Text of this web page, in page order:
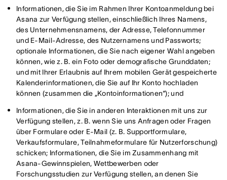
Informationen, die Sie im Rahmen Ihrer Kontoanmeldung bei
Asana zur Verfügung stellen, einschließlich Ihres Namens,
des Unternehmensnamens, der Adresse, Telefonnummer
und E-Mail-Adresse, des Nutzernamens und Passworts;
optionale Informationen, die Sie nach eigener Wahl angeben
können, wie z. B. ein Foto oder demografische Grunddaten;
und mit Ihrer Erlaubnis auf Ihrem mobilen Gerät gespeicherte
Kalenderinformationen, die Sie auf Ihr Konto hochladen
können (zusammen die „Kontoinformationen“); und
Informationen, die Sie in anderen Interaktionen mit uns zur
Verfügung stellen, z. B. wenn Sie uns Anfragen oder Fragen
über Formulare oder E-Mail (z. B. Supportformulare,
Verkaufsformulare, Teilnahmeformulare für Nutzerforschung)
schicken; Informationen, die Sie im Zusammenhang mit
Asana-Gewinnspielen, Wettbewerben oder
Forschungsstudien zur Verfügung stellen, an denen Sie